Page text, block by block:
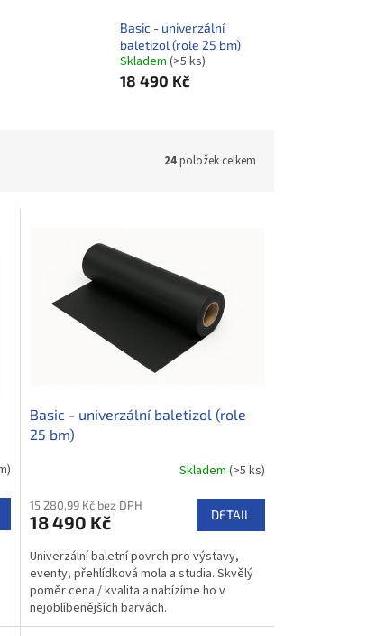
Basic - univerzální
baletizol (role 25 bm)
Skladem (>5 ks)
18 490 Kč
24položek celkem
Basic - univerzální baletizol (role
25 bm)
Skladem (>5 ks)
15 280,99 Kč bez DPH
18 490 Kč DETAIL
Univerzální baletní povrch pro výstavy,
eventy, přehlídková mola a studia. Skvělý
poměr cena / kvalita a nabízíme ho v
nejoblíbenějších barvách.